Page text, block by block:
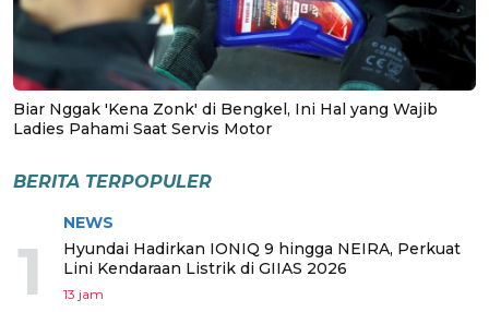
Biar Nggak 'Kena Zonk' di Bengkel, Ini Hal yang Wajib
Ladies Pahami Saat Servis Motor
BERITA TERPOPULER
1
NEWS
Hyundai Hadirkan IONIQ 9 hingga NEIRA, Perkuat
Lini Kendaraan Listrik di GIIAS 2026
13 jam